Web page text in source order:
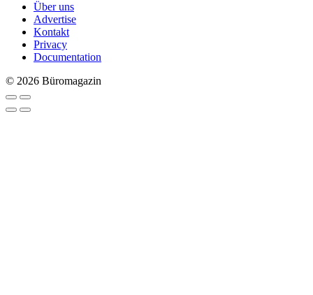
Über uns
Advertise
Kontakt
Privacy
Documentation
© 2026 Büromagazin